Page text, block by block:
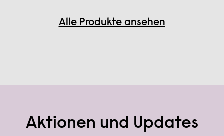
Alle Produkte ansehen
Aktionen und Updates